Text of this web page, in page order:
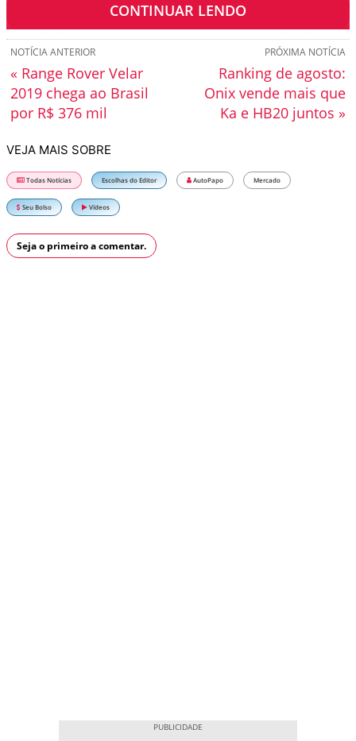
CONTINUAR LENDO
PRÓXIMA NOTÍCIA
Ranking de agosto:
Onix vende mais que
Ka e HB20 juntos »
NOTÍCIA ANTERIOR
« Range Rover Velar
2019 chega ao Brasil
por R$ 376 mil
VEJA MAIS SOBRE
Todas Notícias Escolhas do Editor AutoPapo Mercado
Seu Bolso Vídeos
Seja o primeiro a comentar.